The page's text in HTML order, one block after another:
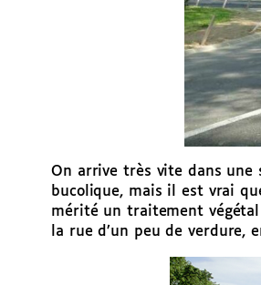
On arrive très vite dans une
bucolique, mais il est vrai
mérité un traitement
la rue d’un peu de